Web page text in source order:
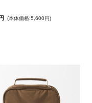
(本体価格:5,600円)